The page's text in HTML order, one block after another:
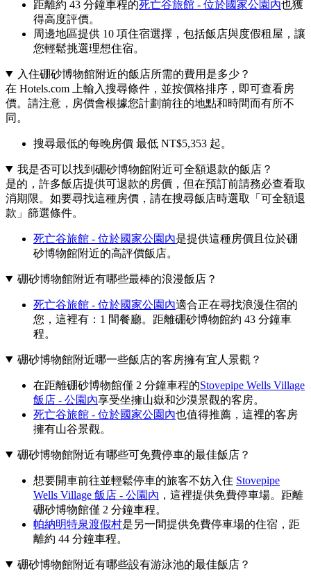
距離約 43 分鐘車程的死亡谷旅館 - 位於國家公園內也獲
得高度評價。
周邊地區提供 10 項住宿選擇，包括飯店與度假租屋，讓
您輕鬆挑選理想住宿。
入住硼砂博物館附近的飯店所需的費用是多少？
在 Hotels.com 上輸入搜尋條件，並按價格排序，即可查看房
價。請注意，房價會根據您計劃前往的地點和時間而有所不
同。
搜尋最低的每晚房價 最低 NT$5,353 起。
我是否可以找到硼砂博物館附近可全額退款的飯店？
是的，許多飯店提供可退款的房價，但在預訂前請務必查看取
消期限。如要尋找這種房價，請在搜尋飯店時選取「可全額退
款」篩選條件。
死亡谷旅館 - 位於國家公園內是提供這種房價且位於硼
砂博物館附近的高評價飯店。
硼砂博物館附近有哪些最棒的浪漫飯店？
死亡谷旅館 - 位於國家公園內適合正在尋找浪漫住宿的
您，這裡有：1 間餐廳。距離硼砂博物館約 43 分鐘車
程。
硼砂博物館附近哪一些飯店的客房擁有宜人景觀？
在距離硼砂博物館僅 2 分鐘車程的Stovepipe Wells Village
飯店 - 公園內享受坐擁山嶽和沙漠景觀的客房。
死亡谷旅館 - 位於國家公園內也值得推薦，這裡的客房
擁有山谷景觀。
硼砂博物館附近有哪些可免費停車的最佳飯店？
想要開車前往並輕鬆停車的旅客不妨入住 Stovepipe
Wells Village 飯店 - 公園內 ，這裡提供免費停車場。距離
硼砂博物館僅 2 分鐘車程。
帕納明特泉渡假村是另一間提供免費停車場的住宿，距
離約 44 分鐘車程。
硼砂博物館附近有哪些設有游泳池的最佳飯店？